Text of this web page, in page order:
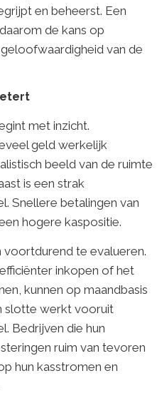
en beheerst. Een
de kans op
van de
met inzicht.
geld werkelijk
beeld van de ruimte
is een strak
Snellere betalingen van
hogere kaspositie.
te evalueren.
inkopen of het
kunnen op maandbasis
slotte werkt vooruit
Bedrijven die hun
ruim van tevoren
hun kasstromen en